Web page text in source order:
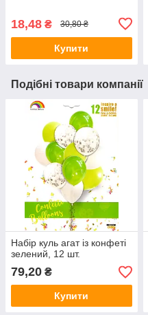
18,48 ₴ 30,80 ₴
Купити
Подібні товари компанії
Набір куль агат із конфеті
зелений, 12 шт.
79,20 ₴
Купити